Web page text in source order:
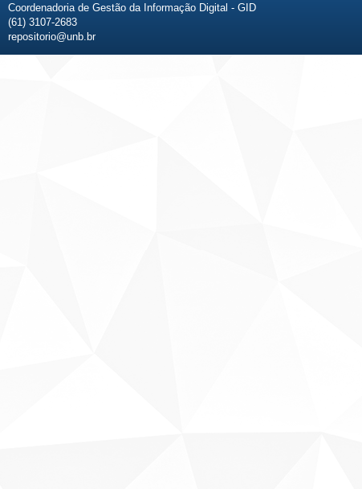
Coordenadoria de Gestão da Informação Digital - GID
(61) 3107-2683
repositorio@unb.br